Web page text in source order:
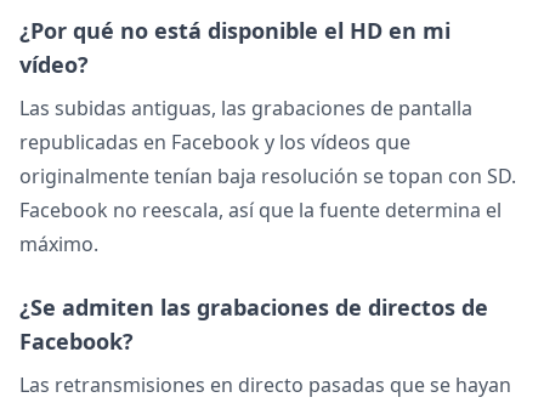
¿Por qué no está disponible el HD en mi
vídeo?
Las subidas antiguas, las grabaciones de pantalla
republicadas en Facebook y los vídeos que
originalmente tenían baja resolución se topan con SD.
Facebook no reescala, así que la fuente determina el
máximo.
¿Se admiten las grabaciones de directos de
Facebook?
Las retransmisiones en directo pasadas que se hayan